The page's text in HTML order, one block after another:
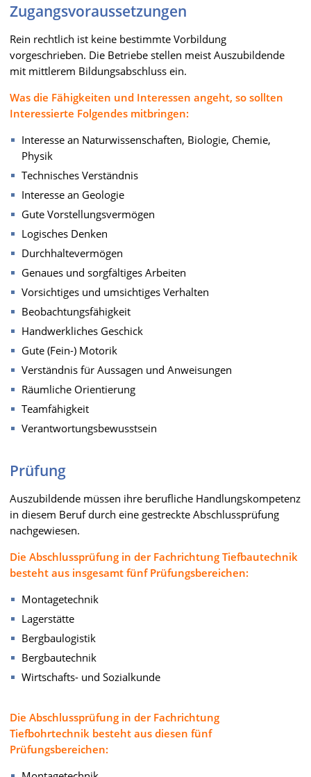
Zugangsvoraussetzungen
Rein rechtlich ist keine bestimmte Vorbildung
vorgeschrieben. Die Betriebe stellen meist Auszubildende
mit mittlerem Bildungsabschluss ein.
Was die Fähigkeiten und Interessen angeht, so sollten
Interessierte Folgendes mitbringen:
Interesse an Naturwissenschaften, Biologie, Chemie,
Physik
Technisches Verständnis
Interesse an Geologie
Gute Vorstellungsvermögen
Logisches Denken
Durchhaltevermögen
Genaues und sorgfältiges Arbeiten
Vorsichtiges und umsichtiges Verhalten
Beobachtungsfähigkeit
Handwerkliches Geschick
Gute (Fein-) Motorik
Verständnis für Aussagen und Anweisungen
Räumliche Orientierung
Teamfähigkeit
Verantwortungsbewusstsein
Prüfung
Auszubildende müssen ihre berufliche Handlungskompetenz
in diesem Beruf durch eine gestreckte Abschlussprüfung
nachgewiesen.
Die Abschlussprüfung in der Fachrichtung Tiefbautechnik
besteht aus insgesamt fünf Prüfungsbereichen:
Montagetechnik
Lagerstätte
Bergbaulogistik
Bergbautechnik
Wirtschafts- und Sozialkunde
Die Abschlussprüfung in der Fachrichtung
Tiefbohrtechnik besteht aus diesen fünf
Prüfungsbereichen: